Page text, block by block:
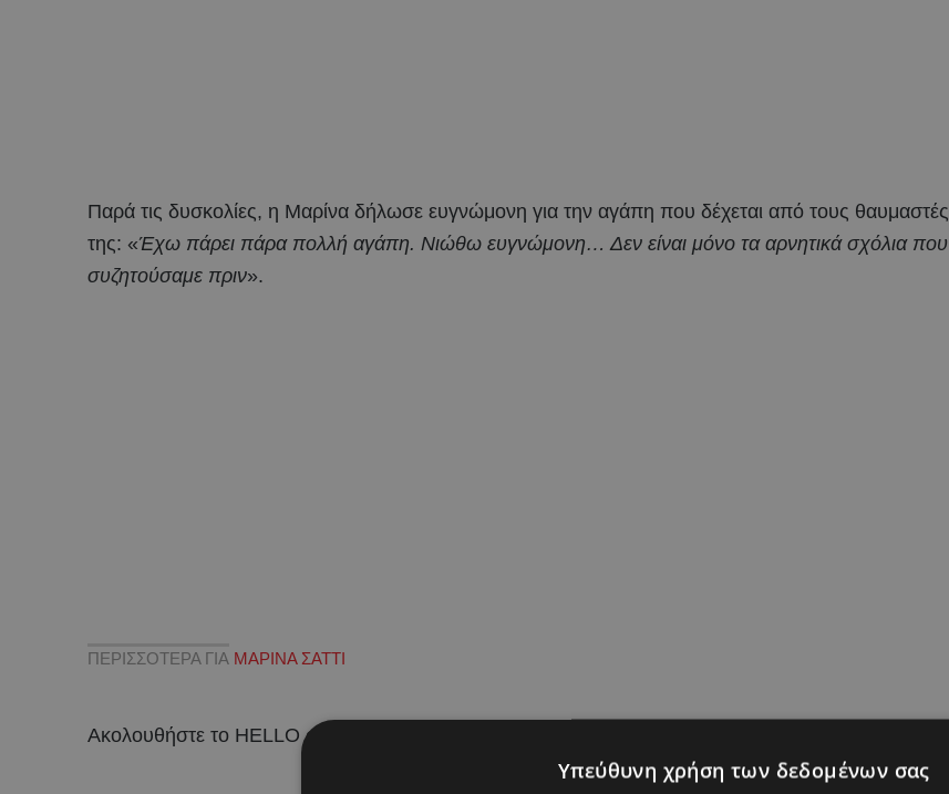
Παρά τις δυσκολίες, η Μαρίνα δήλωσε ευγνώμονη για την αγάπη που δέχεται από τους θαυμαστές
της: «Έχω πάρει πάρα πολλή αγάπη. Νιώθω ευγνώμονη… Δεν είναι μόνο τα αρνητικά σχόλια που
συζητούσαμε πριν».
ΠΕΡΙΣΣΟΤΕΡΑ ΓΙΑ ΜΑΡΙΝΑ ΣΑΤΤΙ
Ακολουθήστε το HELLO σε
Υπεύθυνη χρήση των δεδομένων σας